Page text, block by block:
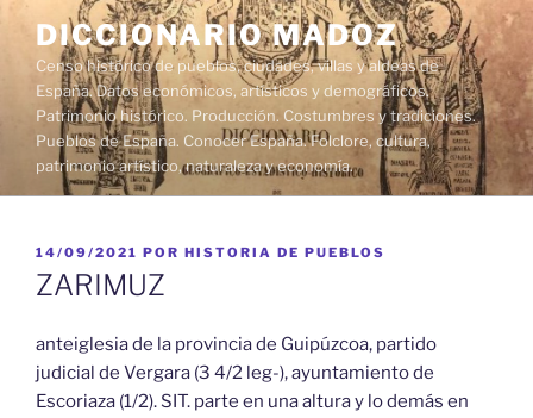
contenido
DICCIONARIO MADOZ
Censo histórico de pueblos, ciudades, villas y aldeas de
España. Datos económicos, artísticos y demográficos.
Patrimonio histórico. Producción. Costumbres y tradiciones.
Pueblos de España. Conocer España. Folclore, cultura,
patrimonio artístico, naturaleza y economía.
PUBLICADO
EL
14/09/2021 POR HISTORIA DE PUEBLOS
ZARIMUZ
anteiglesia de la provincia de Guipúzcoa, partido
judicial de Vergara (3 4/2 leg-), ayuntamiento de
Escoriaza (1/2). SIT. parte en una altura y lo demás en